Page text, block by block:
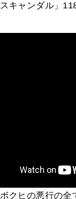
スキャンダル」
クヒの悪行の全